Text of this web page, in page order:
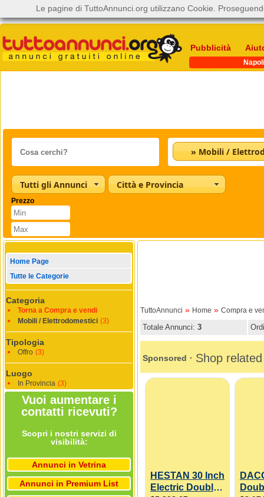
Pubblicità
Napoli
Tutti gli Annunci Città e Provincia
Prezzo
Home Page
Tutte le Categorie
Categoria
Torna a Compra e vendi
Mobili / Elettrodomestici (3)
Tipologia
Offro (3)
Luogo
In Provincia (3)
Vuoi aumentare i
contatti ricevuti?
Scopri i nostri servizi di
visibilità:
Annunci in Vetrina
Annunci in Premium List
TuttoAnnunci » Home » Compra e
Totale Annunci: 3
Le pagine di TuttoAnnunci.org utilizzano Cookie.